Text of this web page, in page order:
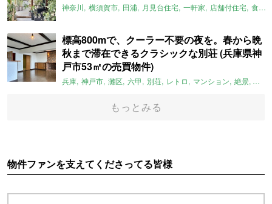
神奈川 横須賀市 田浦 月見台住宅 一軒家 店舗付住宅 食住近接
標高800mで、クーラー不要の夜を。春から晩
秋まで滞在できるクラシックな別荘 (兵庫県神
戸市53㎡の売買物件)
兵庫 神戸市 灘区 六甲 別荘 レトロ マンション 絶景 避暑
もっとみる
物件ファンを支えてくださってる皆様